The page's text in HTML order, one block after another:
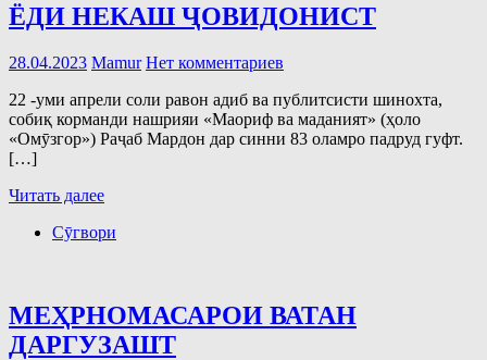
ЁДИ НЕКАШ ҶОВИДОНИСТ
28.04.2023 Mamur Нет комментариев
22 -уми апрели соли равон адиб ва публитсисти шинохта,
собиқ корманди нашрияи «Маориф ва маданият» (ҳоло
«Омӯзгор») Раҷаб Мардон дар синни 83 оламро падруд гуфт.
[…]
Читать далее
Сӯгвори
МЕҲРНОМАСАРОИ ВАТАН
ДАРГУЗАШТ